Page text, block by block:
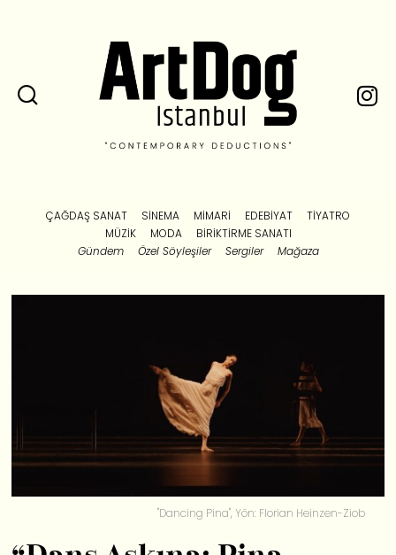
ÇAĞDAŞ SANAT SINEMA MIMARI EDEBIYAT
TIYATRO
MÜZIK
MODA
BIRIKTIRME SANATI
Gündem
Özel Söyleşiler Sergiler Mağaza
"Dancing Pina", Yön: Florian Heinzen-Ziob